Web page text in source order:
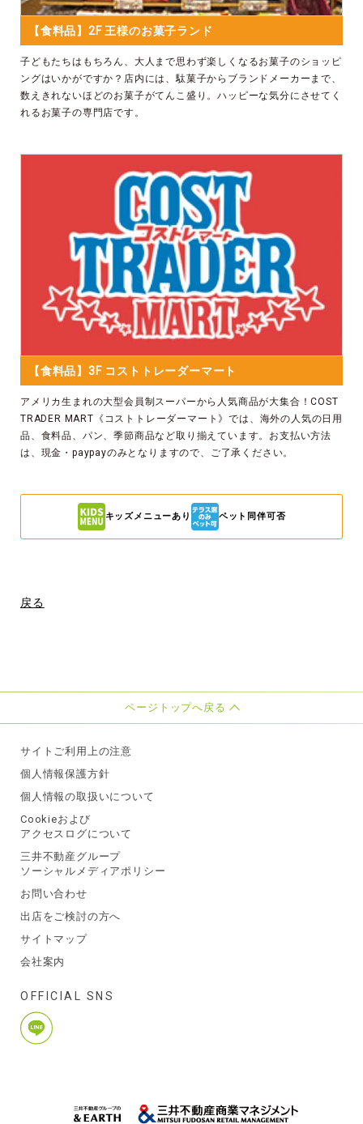
【食料品】2F 王様のお菓子ランド
子どもたちはもちろん、大人まで思わず楽しくなるお菓子のショッピ
ングはいかがですか？店内には、駄菓子からブランドメーカーまで、
数えきれないほどのお菓子がてんこ盛り。ハッピーな気分にさせてく
れるお菓子の専門店です。
【食料品】3F コストトレーダーマート
アメリカ生まれの大型会員制スーパーから人気商品が大集合！COST
TRADER MART《コストトレーダーマート》では、海外の人気の日用
品、食料品、パン、季節商品など取り揃えています。お支払い方法
は、現金・paypayのみとなりますので、ご了承ください。
キッズメニューあり ペット同伴可否
戻る
ページトップへ戻る
サイトご利用上の注意
個人情報保護方針
個人情報の取扱いについて
Cookieおよび
アクセスログについて
三井不動産グループ
ソーシャルメディアポリシー
お問い合わせ
出店をご検討の方へ
サイトマップ
会社案内
OFFICIAL SNS